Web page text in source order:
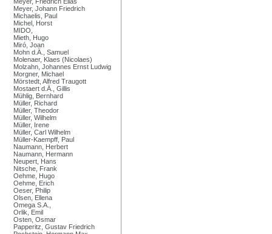
Meyer, Johann Friedrich
Michaelis, Paul
Michel, Horst
MIDO,
Mieth, Hugo
Miró, Joan
Mohn d.Ä., Samuel
Molenaer, Klaes (Nicolaes)
Molzahn, Johannes Ernst Ludwig
Morgner, Michael
Mörstedt, Alfred Traugott
Mostaert d.Ä., Gillis
Mühlig, Bernhard
Müller, Richard
Müller, Theodor
Müller, Wilhelm
Müller, Irene
Müller, Carl Wilhelm
Müller-Kaempff, Paul
Naumann, Herbert
Naumann, Hermann
Neupert, Hans
Nitsche, Frank
Oehme, Hugo
Oehme, Erich
Oeser, Philip
Olsen, Ellena
Omega S.A.,
Orlik, Emil
Osten, Osmar
Papperitz, Gustav Friedrich